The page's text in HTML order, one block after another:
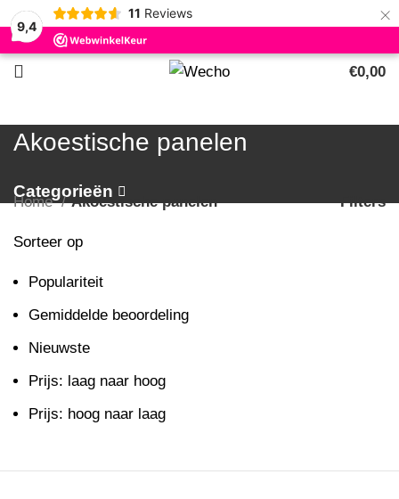
9,4
11 Reviews ×
€0,00
Akoestische panelen
Categorieën
Home Akoestische panelen Filters
Sorteer op
Populariteit
Gemiddelde beoordeling
Nieuwste
Prijs: laag naar hoog
Prijs: hoog naar laag